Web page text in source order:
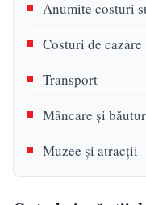
Anumite costuri
Costuri de cazare
Transport
Mâncare și
Muzee și atracții